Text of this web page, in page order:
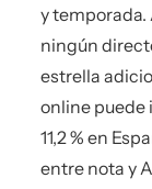
y temporada.
ningún
estrella
online puede
11,2 % en
entre nota y